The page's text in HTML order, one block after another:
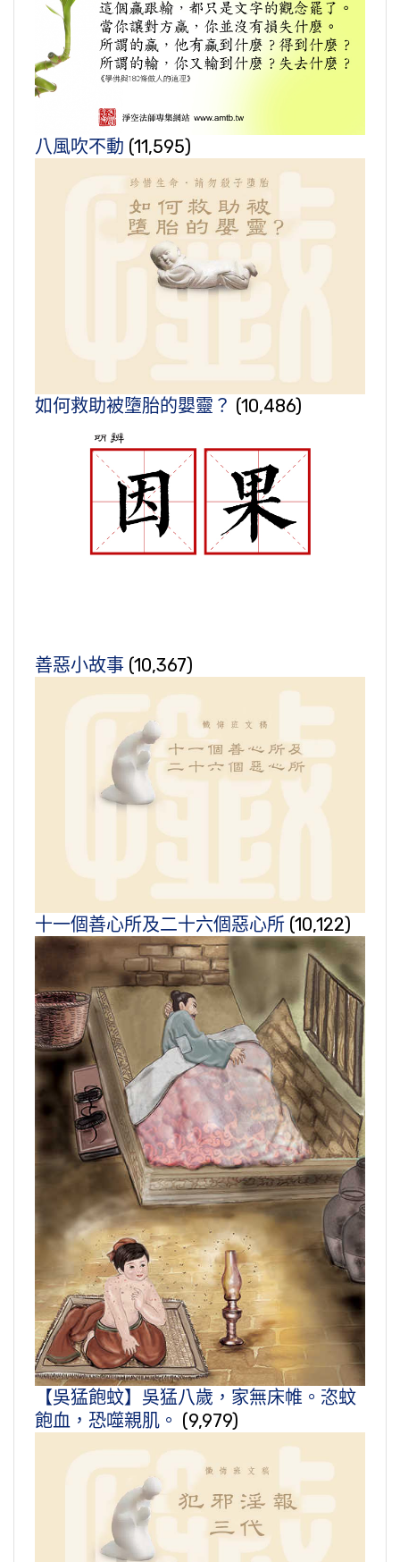
八風吹不動 (11,595)
如何救助被墮胎的嬰靈？ (10,486)
善惡小故事 (10,367)
十一個善心所及二十六個惡心所 (10,122)
【吳猛飽蚊】吳猛八歲，家無床帷。恣蚊
飽血，恐噬親肌。 (9,979)